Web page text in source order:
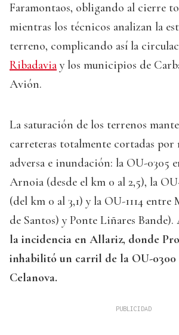
Faramontaos, obligando al cierre
mientras los técnicos analizan la
terreno, complicando así la
Ribadavia y los municipios de
Avión.
La saturación de los terrenos
carreteras totalmente cortadas por
adversa e inundación: la OU-0305
Arnoia (desde el km 0 al 2,5), la
(del km 0 al 3,1) y la OU-1114
de Santos) y Ponte Liñares Bande).
la incidencia en Allariz, donde
inhabilitó un carril de la OU-0300
Celanova.